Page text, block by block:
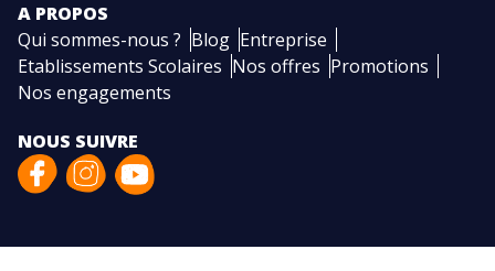
A PROPOS
Qui sommes-nous ? Blog Entreprise
Etablissements Scolaires Nos offres Promotions
Nos engagements
NOUS SUIVRE